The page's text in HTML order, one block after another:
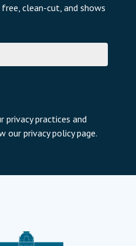
clean-cut, and shows
practices and
our privacy policy page.